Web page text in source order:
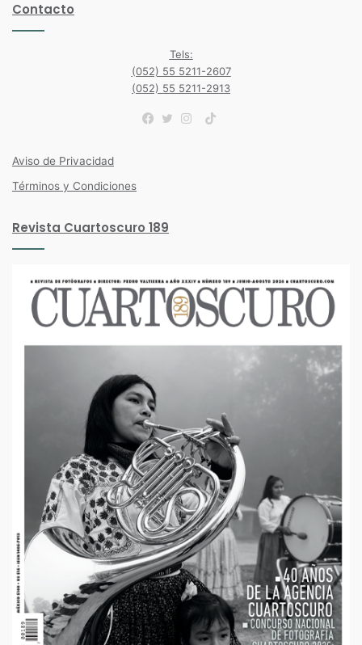
Contacto
Tels:
(052) 55 5211-2607
(052) 55 5211-2913
TikTok
Aviso de Privacidad
Términos y Condiciones
Revista Cuartoscuro 189